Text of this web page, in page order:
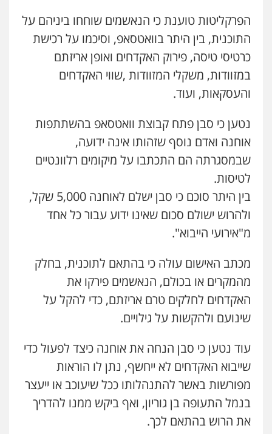
הפרקליטות טוענת כי הנאשמים שוחחו ביניהם על
התוכנית, בין היתר בוואטסאפ, וסיכמו על רכישת
כרטיסי טיסה, פירוק האקדחים ואופן אריזתם
במזוודות, משקלי המזוודות ,שווי האקדחים
והעסקאות, ועוד.
נטען כי סבן פתח קבוצת וואטסאפ בהשתתפות
אוחנה ואדם נוסף שזהותו אינה ידועה,
שבמסגרתה הם התכתבו על מיקומים רלוונטיים
לטיסות.
בין היתר סוכם כי סבן ישלם לאוחנה 5,000 שקל,
ולהרוש ישולם סכום שאינו ידוע עבור כל אחד
מ"אירועי הייבוא".
מכתב האישום עולה כי בהתאם לתוכנית, בחלק
מהמקרים או בכולם, הנאשמים פירקו את
האקדחים לחלקים טרם אריזתם, כדי להקל על
שינועם ולהקשות על גילויים.
עוד נטען כי סבן הנחה את אוחנה כיצד לפעול כדי
שייבוא האקדחים לא ייחשף, נתן לו הוראות
מפורשות באשר להתנהלותו ככל שיעוכב או ייעצר
בנמל התעופה בן גוריון, ואף ביקש ממנו להדריך
את הרוש בהתאם לכך.